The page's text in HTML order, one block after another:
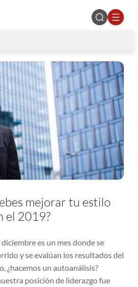
mejorar tu estilo
el 2019?
es un mes donde se
y se evalúan los resultados del
¿hacemos un autoanálisis?
posición de liderazgo fue